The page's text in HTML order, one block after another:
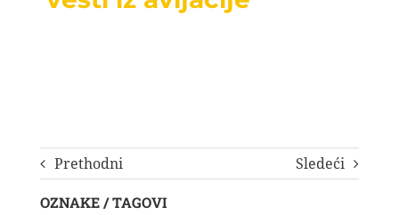
Prethodni Sledeći
OZNAKE / TAGOVI